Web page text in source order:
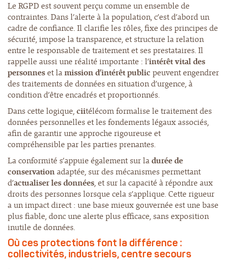
Le RGPD est souvent perçu comme un ensemble de
contraintes. Dans l’alerte à la population, c’est d’abord un
cadre de confiance. Il clarifie les rôles, fixe des principes de
sécurité, impose la transparence, et structure la relation
entre le responsable de traitement et ses prestataires. Il
rappelle aussi une réalité importante : l’intérêt vital des
personneset lamission d’intérêt public peuvent engendrer
des traitements de données en situation d’urgence, à
condition d’être encadrés et proportionnés.
Dans cette logique,ciitélécom formalise le traitement des
données personnelles et les fondements légaux associés,
afin de garantir une approche rigoureuse et
compréhensible par les parties prenantes.
La conformité s’appuie également sur ladurée de
conservationadaptée, sur des mécanismes permettant
d’actualiser les données, et sur la capacité à répondre aux
droits des personnes lorsque cela s’applique. Cette rigueur
a un impact direct : une base mieux gouvernée est une base
plus fiable, donc une alerte plus efficace, sans exposition
inutile de données.
Où ces protections font la différence :
collectivités, industriels, centre secours